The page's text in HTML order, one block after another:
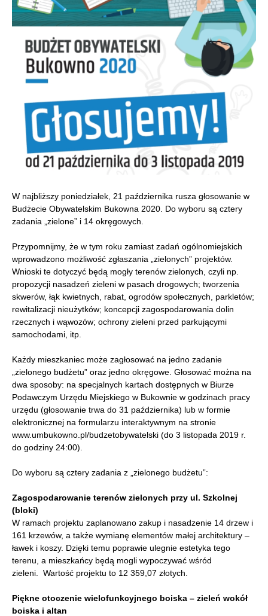
W najbliższy poniedziałek, 21 października rusza głosowanie w
Budżecie Obywatelskim Bukowna 2020. Do wyboru są cztery
zadania „zielone” i 14 okręgowych.
Przypomnijmy, że w tym roku zamiast zadań ogólnomiejskich
wprowadzono możliwość zgłaszania „zielonych” projektów.
Wnioski te dotyczyć będą mogły terenów zielonych, czyli np.
propozycji nasadzeń zieleni w pasach drogowych; tworzenia
skwerów, łąk kwietnych, rabat, ogrodów społecznych, parkletów;
rewitalizacji nieużytków; koncepcji zagospodarowania dolin
rzecznych i wąwozów; ochrony zieleni przed parkującymi
samochodami, itp.
Każdy mieszkaniec może zagłosować na jedno zadanie
„zielonego budżetu” oraz jedno okręgowe. Głosować można na
dwa sposoby: na specjalnych kartach dostępnych w Biurze
Podawczym Urzędu Miejskiego w Bukownie w godzinach pracy
urzędu (głosowanie trwa do 31 października) lub w formie
elektronicznej na formularzu interaktywnym na stronie
www.umbukowno.pl/budzetobywatelski (do 3 listopada 2019 r.
do godziny 24:00).
Do wyboru są cztery zadania z „zielonego budżetu”:
Zagospodarowanie terenów zielonych przy ul. Szkolnej
(bloki)
W ramach projektu zaplanowano zakup i nasadzenie 14 drzew i
161 krzewów, a także wymianę elementów małej architektury –
ławek i koszy. Dzięki temu poprawie ulegnie estetyka tego
terenu, a mieszkańcy będą mogli wypoczywać wśród
zieleni. Wartość projektu to 12 359,07 złotych.
Piękne otoczenie wielofunkcyjnego boiska – zieleń wokół
boiska i altan